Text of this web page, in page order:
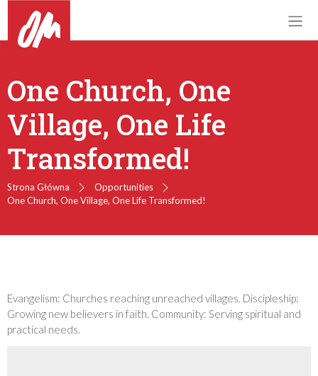
One Church, One
Village, One Life
Transformed!
Strona Główna
Opportunities
One Church, One Village, One Life Transformed!
Evangelism: Churches reaching unreached villages. Discipleship:
Growing new believers in faith. Community: Serving spiritual and
practical needs.